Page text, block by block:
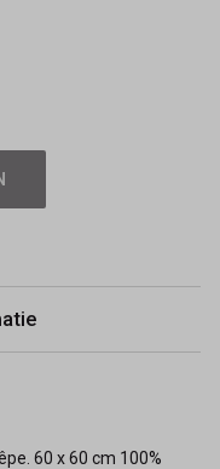
60 x 60 cm 100%